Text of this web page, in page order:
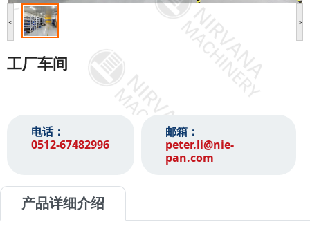
< >
工厂车间
电话：
0512-67482996‬
邮箱：
peter.li@nie-
pan.com
产品详细介绍